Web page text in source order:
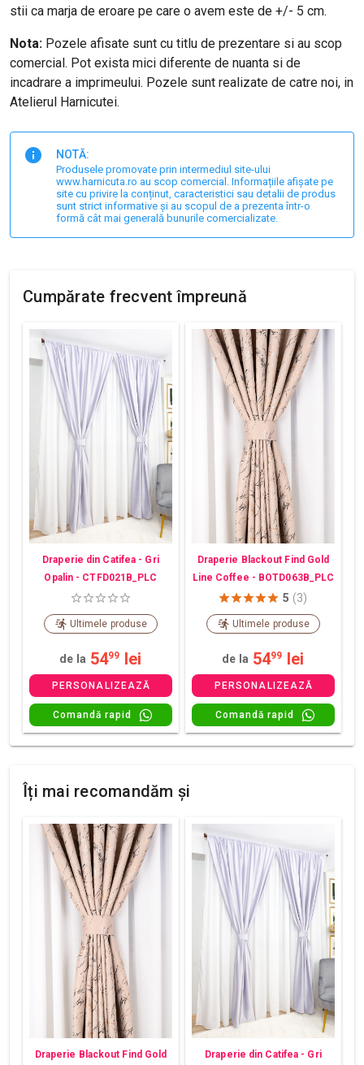
stii ca marja de eroare pe care o avem este de +/- 5 cm.
Nota: Pozele afisate sunt cu titlu de prezentare si au scop
comercial. Pot exista mici diferente de nuanta si de
incadrare a imprimeului. Pozele sunt realizate de catre noi, in
Atelierul Harnicutei.
NOTĂ:
Produsele promovate prin intermediul site-ului
www.harnicuta.ro au scop comercial. Informațiile afișate pe
site cu privire la conținut, caracteristici sau detalii de produs
sunt strict informative și au scopul de a prezenta într-o
formă cât mai generală bunurile comercializate.
Cumpărate frecvent împreună
Draperie din Catifea - Gri
Opalin - CTFD021B_PLC
Ultimele produse
de la 5499 lei
PERSONALIZEAZĂ
Comandă rapid
Draperie Blackout Find Gold
Line Coffee - BOTD063B_PLC
5 (3)
Ultimele produse
de la 5499 lei
PERSONALIZEAZĂ
Comandă rapid
Îți mai recomandăm și
Draperie Blackout Find Gold
Draperie din Catifea - Gri